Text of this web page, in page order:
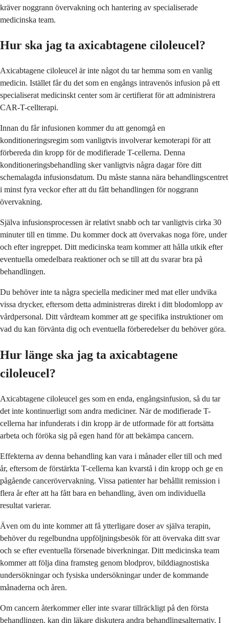
kräver noggrann övervakning och hantering av specialiserade
medicinska team.
Hur ska jag ta axicabtagene ciloleucel?
Axicabtagene ciloleucel är inte något du tar hemma som en vanlig
medicin. Istället får du det som en engångs intravenös infusion på ett
specialiserat medicinskt center som är certifierat för att administrera
CAR-T-cellterapi.
Innan du får infusionen kommer du att genomgå en
konditioneringsregim som vanligtvis involverar kemoterapi för att
förbereda din kropp för de modifierade T-cellerna. Denna
konditioneringsbehandling sker vanligtvis några dagar före ditt
schemalagda infusionsdatum. Du måste stanna nära behandlingscentret
i minst fyra veckor efter att du fått behandlingen för noggrann
övervakning.
Själva infusionsprocessen är relativt snabb och tar vanligtvis cirka 30
minuter till en timme. Du kommer dock att övervakas noga före, under
och efter ingreppet. Ditt medicinska team kommer att hålla utkik efter
eventuella omedelbara reaktioner och se till att du svarar bra på
behandlingen.
Du behöver inte ta några speciella mediciner med mat eller undvika
vissa drycker, eftersom detta administreras direkt i ditt blodomlopp av
vårdpersonal. Ditt vårdteam kommer att ge specifika instruktioner om
vad du kan förvänta dig och eventuella förberedelser du behöver göra.
Hur länge ska jag ta axicabtagene
ciloleucel?
Axicabtagene ciloleucel ges som en enda, engångsinfusion, så du tar
det inte kontinuerligt som andra mediciner. När de modifierade T-
cellerna har infunderats i din kropp är de utformade för att fortsätta
arbeta och föröka sig på egen hand för att bekämpa cancern.
Effekterna av denna behandling kan vara i månader eller till och med
år, eftersom de förstärkta T-cellerna kan kvarstå i din kropp och ge en
pågående cancerövervakning. Vissa patienter har behållit remission i
flera år efter att ha fått bara en behandling, även om individuella
resultat varierar.
Även om du inte kommer att få ytterligare doser av själva terapin,
behöver du regelbundna uppföljningsbesök för att övervaka ditt svar
och se efter eventuella försenade biverkningar. Ditt medicinska team
kommer att följa dina framsteg genom blodprov, bilddiagnostiska
undersökningar och fysiska undersökningar under de kommande
månaderna och åren.
Om cancern återkommer eller inte svarar tillräckligt på den första
behandlingen, kan din läkare diskutera andra behandlingsalternativ. I